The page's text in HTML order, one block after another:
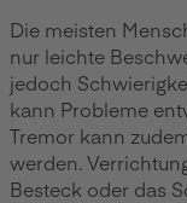
Die meisten
nur leichte
jedoch
kann Probleme
Tremor kann
werden.
Besteck oder das